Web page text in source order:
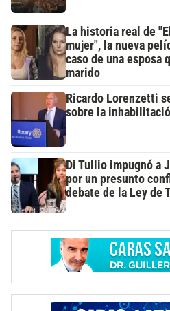
La historia real de
mujer", la nueva
caso de una esposa
marido
Ricardo Lorenzetti
sobre la
Di Tullio impugnó a
por un presunto
debate de la Ley de